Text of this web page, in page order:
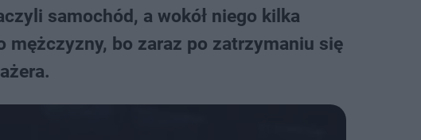
samochód, a wokół niego kilka
mężczyzny, bo zaraz po zatrzymaniu się